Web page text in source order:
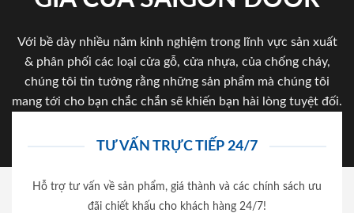
Với bề dày nhiều năm kinh nghiệm trong lĩnh vực sản xuất
& phân phối các loại cửa gỗ, cửa nhựa, của chống cháy,
chúng tôi tin tưởng rằng những sản phẩm mà chúng tôi
mang tới cho bạn chắc chắn sẽ khiến bạn hài lòng tuyệt đối.
TƯ VẤN TRỰC TIẾP 24/7
Hỗ trợ tư vấn về sản phẩm, giá thành và các chính sách ưu
đãi chiết khấu cho khách hàng 24/7!